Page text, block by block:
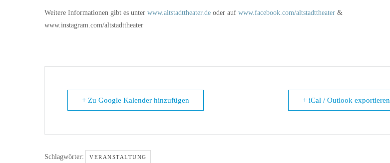
Weitere Informationen gibt es unter www.altstadttheater.de oder auf www.facebook.com/altstadttheater &
www.instagram.com/altstadttheater
+ Zu Google Kalender hinzufügen + iCal / Outlook exportieren
Schlagwörter: VERANSTALTUNG